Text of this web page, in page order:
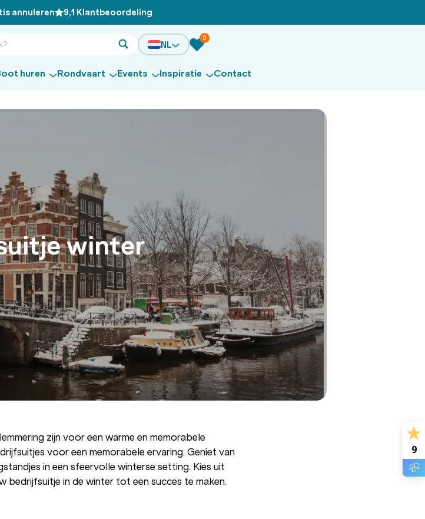
annuleren 9,1 Klantbeoordeling
NL
0
huren Rondvaart Events Inspiratie Contact
winter
zijn voor een warme en memorabele
voor een memorabele ervaring. Geniet van
in een sfeervolle winterse setting. Kies uit
bedrijfsuitje in de winter tot een succes te maken.
9